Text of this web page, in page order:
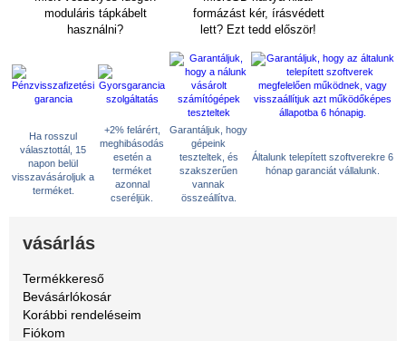
moduláris tápkábelt
használni?
formázást kér, írásvédett
lett? Ezt tedd először!
Ha rosszul
választottál, 15
napon belül
visszavásároljuk a
terméket.
+2% felárért,
meghibásodás
esetén a
terméket
azonnal
cseréljük.
Garantáljuk, hogy
gépeink
teszteltek, és
szakszerűen
vannak
összeállítva.
Általunk telepített szoftverekre 6
hónap garanciát vállalunk.
vásárlás
Termékkereső
Bevásárlókosár
Korábbi rendeléseim
Fiókom